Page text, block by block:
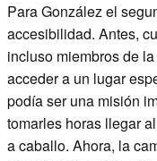
Para González el
accesibilidad. Antes,
incluso miembros de
acceder a un lugar
podía ser una misión
tomarles horas llegar
a caballo. Ahora, la